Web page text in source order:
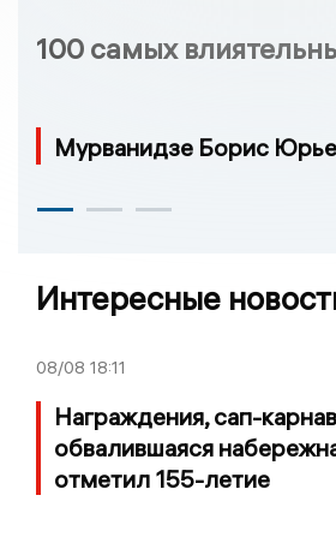
100 самых
Мурванидзе Борис
Интересные
08/08 18:11
Награждения, сап-
обвалившаяся
отметил 155-летие